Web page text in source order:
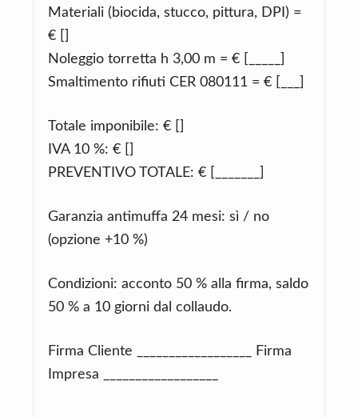
Materiali (biocida, stucco, pittura, DPI) =
€ []
Noleggio torretta h 3,00 m = € [_____]
Smaltimento rifiuti CER 080111 = € [___]
Totale imponibile: € []
IVA 10 %: € []
PREVENTIVO TOTALE: € [_______]
Garanzia antimuffa 24 mesi: sì / no
(opzione +10 %)
Condizioni: acconto 50 % alla firma, saldo
50 % a 10 giorni dal collaudo.
Firma Cliente __________________ Firma
Impresa __________________